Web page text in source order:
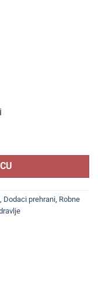
prehrani
Dodaci prehrani Robne